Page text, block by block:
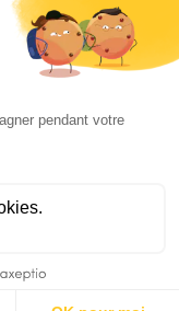
wp-
07-01-UK-
2022/07/as-
back-at-
chateau-
to-
history-of-